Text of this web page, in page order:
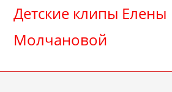
Перейти
содержимому
Детские клипы Елены
Молчановой